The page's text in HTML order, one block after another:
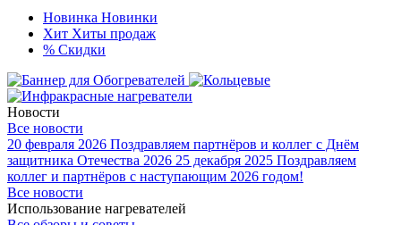
Новинка Новинки
Хит Хиты продаж
% Скидки
Новости
Все новости
20 февраля 2026 Поздравляем партнёров и коллег с Днём
защитника Отечества 2026 25 декабря 2025 Поздравляем
коллег и партнёров с наступающим 2026 годом!
Все новости
Использование нагревателей